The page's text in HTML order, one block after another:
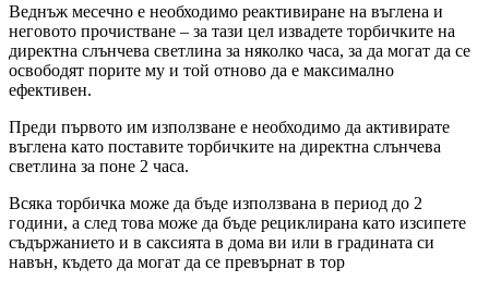
Веднъж месечно е необходимо реактивиране на въглена и
неговото прочистване – за тази цел извадете торбичките на
директна слънчева светлина за няколко часа, за да могат да се
освободят порите му и той отново да е максимално
ефективен.
Преди първото им използване е необходимо да активирате
въглена като поставите торбичките на директна слънчева
светлина за поне 2 часа.
Всяка торбичка може да бъде използвана в период до 2
години, а след това може да бъде рециклирана като изсипете
съдържанието и в саксията в дома ви или в градината си
навън, където да могат да се превърнат в тор